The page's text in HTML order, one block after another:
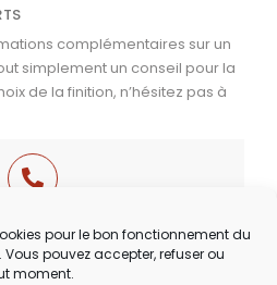
pour le bon fonctionnement du
pouvez accepter, refuser ou
moment.
complémentaires sur un
simplement un conseil pour la
de la finition, n’hésitez pas à
60 49 17
au Samedi